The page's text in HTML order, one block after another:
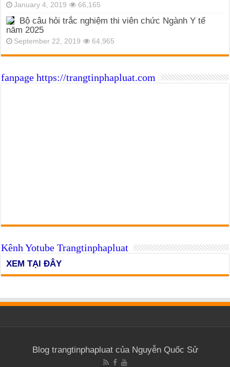
January 4, 2019 66,165
Bộ câu hỏi trắc nghiệm thi viên chức Ngành Y tế
năm 2025
September 22, 2019 64,965
fanpage https://trangtinphapluat.com
Kênh Yotube Trangtinphapluat
XEM TẠI ĐÂY
Blog trangtinphapluat của Nguyễn Quốc Sử